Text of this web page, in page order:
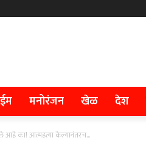
मनोरंजन खेळ देश
का! आत्महत्या केल्यानंतरच...